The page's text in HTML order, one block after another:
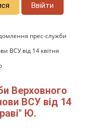
Ввійти
прес-служби
ВСУ від 14 квітня
Верховного
ВСУ від 14
Ю.